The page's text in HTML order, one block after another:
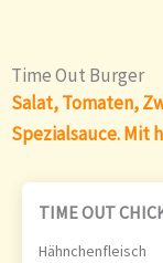
Time Out Burger
Salat, Tomaten,
Spezialsauce. Mit
TIME OUT
Hähnchenfleisch